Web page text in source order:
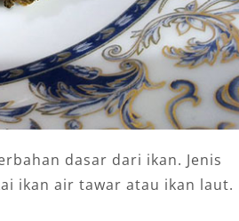
dasar dari ikan. Jenis
ikan air tawar atau ikan laut.